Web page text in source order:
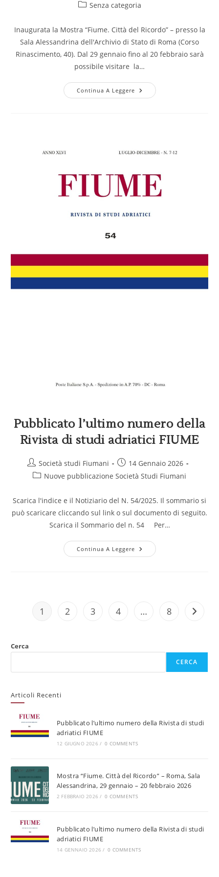
Senza categoria
Inaugurata la Mostra “Fiume. Città del Ricordo” – presso la
Sala Alessandrina dell'Archivio di Stato di Roma (Corso
Rinascimento, 40). Dal 29 gennaio fino al 20 febbraio sarà
possibile visitare la…
Continua A Leggere
Pubblicato l’ultimo numero della
Rivista di studi adriatici FIUME
Società studi Fiumani
14 Gennaio 2026
Nuove pubblicazione Società Studi Fiumani
Scarica l'indice e il Notiziario del N. 54/2025. Il sommario si
può scaricare cliccando sul link o sul documento di seguito.
Scarica il Sommario del n. 54 Per…
Continua A Leggere
1 2 3 4 … 8
Cerca
CERCA
Articoli Recenti
Pubblicato l’ultimo numero della Rivista di studi
adriatici FIUME
12 GIUGNO 2026 / 0 COMMENTS
Mostra “Fiume. Città del Ricordo” – Roma, Sala
Alessandrina, 29 gennaio – 20 febbraio 2026
2 FEBBRAIO 2026 / 0 COMMENTS
Pubblicato l’ultimo numero della Rivista di studi
adriatici FIUME
14 GENNAIO 2026 / 0 COMMENTS